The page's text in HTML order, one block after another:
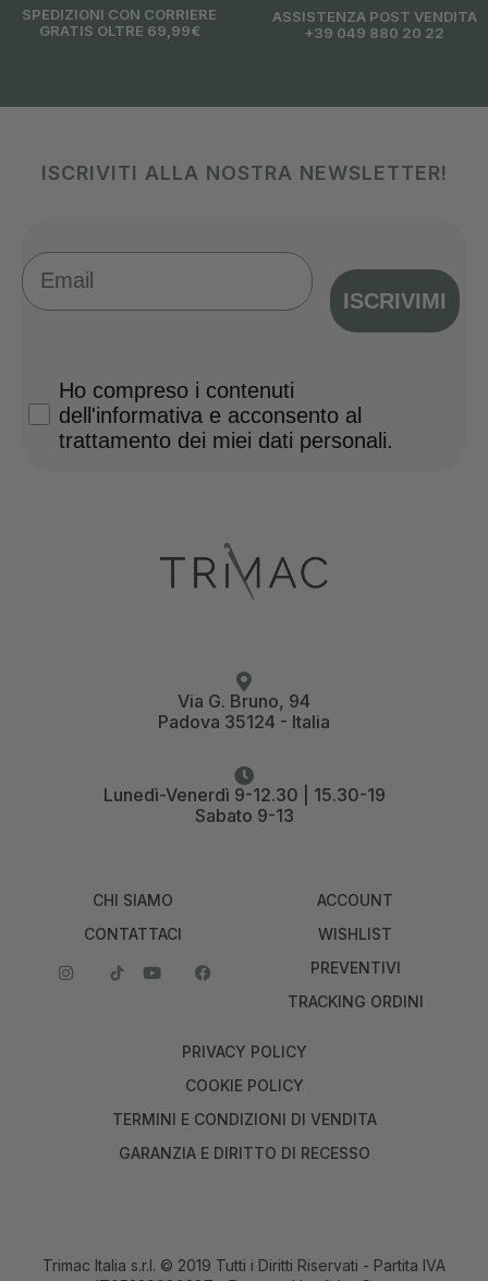
SPEDIZIONI CON CORRIERE
GRATIS OLTRE 69,99€
ASSISTENZA POST VENDITA
+39 049 880 20 22
ISCRIVITI ALLA NOSTRA NEWSLETTER!
Email
ISCRIVIMI
Privacy Policy
Ho compreso i contenuti
dell'informativa e acconsento al
trattamento dei miei dati personali.
Via G. Bruno, 94
Padova 35124 - Italia
Lunedì-Venerdì 9-12.30 | 15.30-19
Sabato 9-13
CHI SIAMO
CONTATTACI
ACCOUNT
WISHLIST
PREVENTIVI
TRACKING ORDINI
PRIVACY POLICY
COOKIE POLICY
TERMINI E CONDIZIONI DI VENDITA
GARANZIA E DIRITTO DI RECESSO
Trimac Italia s.r.l. © 2019 Tutti i Diritti Riservati - Partita IVA